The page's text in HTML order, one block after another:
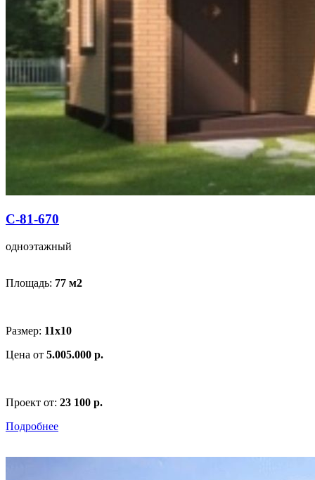
С-81-670
одноэтажный
Площадь: 77 м2
Размер: 11x10
Цена от 5.005.000 р.
Проект от: 23 100 р.
Подробнее